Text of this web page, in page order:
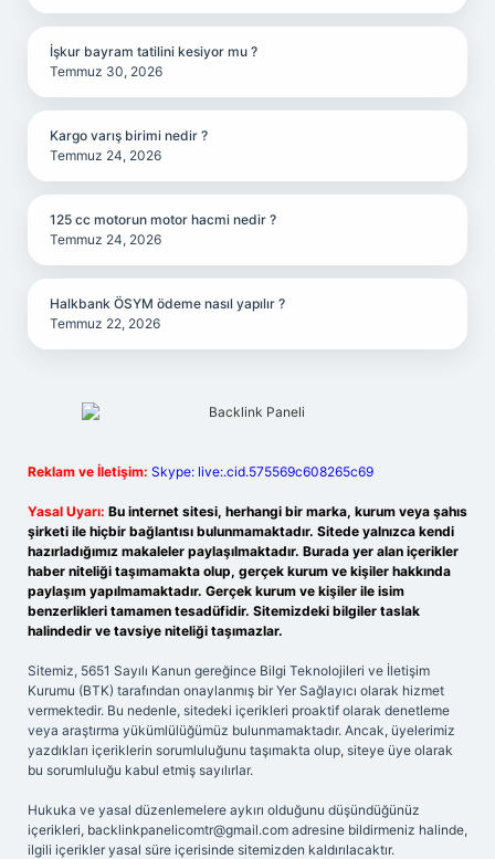
İşkur bayram tatilini kesiyor mu ?
Temmuz 30, 2026
Kargo varış birimi nedir ?
Temmuz 24, 2026
125 cc motorun motor hacmi nedir ?
Temmuz 24, 2026
Halkbank ÖSYM ödeme nasıl yapılır ?
Temmuz 22, 2026
Reklam ve İletişim: Skype: live:.cid.575569c608265c69
Yasal Uyarı: Bu internet sitesi, herhangi bir marka, kurum veya şahıs
şirketi ile hiçbir bağlantısı bulunmamaktadır. Sitede yalnızca kendi
hazırladığımız makaleler paylaşılmaktadır. Burada yer alan içerikler
haber niteliği taşımamakta olup, gerçek kurum ve kişiler hakkında
paylaşım yapılmamaktadır. Gerçek kurum ve kişiler ile isim
benzerlikleri tamamen tesadüfidir. Sitemizdeki bilgiler taslak
halindedir ve tavsiye niteliği taşımazlar.
Sitemiz, 5651 Sayılı Kanun gereğince Bilgi Teknolojileri ve İletişim
Kurumu (BTK) tarafından onaylanmış bir Yer Sağlayıcı olarak hizmet
vermektedir. Bu nedenle, sitedeki içerikleri proaktif olarak denetleme
veya araştırma yükümlülüğümüz bulunmamaktadır. Ancak, üyelerimiz
yazdıkları içeriklerin sorumluluğunu taşımakta olup, siteye üye olarak
bu sorumluluğu kabul etmiş sayılırlar.
Hukuka ve yasal düzenlemelere aykırı olduğunu düşündüğünüz
içerikleri, backlinkpanelicomtr@gmail.com adresine bildirmeniz halinde,
ilgili içerikler yasal süre içerisinde sitemizden kaldırılacaktır.